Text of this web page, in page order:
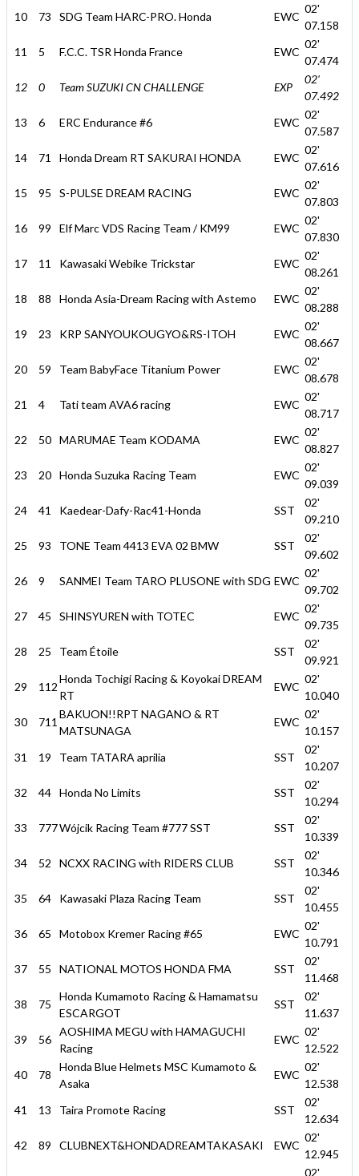
10
73 SDG Team HARC-PRO. Honda EWC
02'
07.158
11
5 F.C.C. TSR Honda France EWC
02'
07.474
12
0 Team SUZUKI CN CHALLENGE EXP
02'
07.492
13
6 ERC Endurance #6 EWC
02'
07.587
14
71 Honda Dream RT SAKURAI HONDA EWC
02'
07.616
15
95 S-PULSE DREAM RACING EWC
02'
07.803
16
99 Elf Marc VDS Racing Team / KM99 EWC
02'
07.830
17
11 Kawasaki Webike Trickstar EWC
02'
08.261
18
88 Honda Asia-Dream Racing with Astemo EWC
02'
08.288
19
23 KRP SANYOUKOUGYO&RS-ITOH EWC
02'
08.667
20
59 Team BabyFace Titanium Power EWC
02'
08.678
21
4 Tati team AVA6 racing EWC
02'
08.717
22
50 MARUMAE Team KODAMA EWC
02'
08.827
23
20 Honda Suzuka Racing Team EWC
02'
09.039
24
41 Kaedear-Dafy-Rac41-Honda SST
02'
09.210
25
93 TONE Team 4413 EVA 02 BMW SST
02'
09.602
26
9 SANMEI Team TARO PLUSONE with SDG EWC
02'
09.702
27
45 SHINSYUREN with TOTEC EWC
02'
09.735
28
25 Team Étoile SST
02'
09.921
29
112
Honda Tochigi Racing & Koyokai DREAM
RT
EWC
02'
10.040
30
711
BAKUON!!RPT NAGANO & RT
MATSUNAGA
EWC
02'
10.157
31
19 Team TATARA aprilia SST
02'
10.207
32
44 Honda No Limits SST
02'
10.294
33
777Wójcik Racing Team #777 SST SST
02'
10.339
34
52 NCXX RACING with RIDERS CLUB SST
02'
10.346
35
64 Kawasaki Plaza Racing Team SST
02'
10.455
36
65 Motobox Kremer Racing #65 EWC
02'
10.791
37
55 NATIONAL MOTOS HONDA FMA SST
02'
11.468
38
75
Honda Kumamoto Racing & Hamamatsu
ESCARGOT
SST
02'
11.637
39
56
AOSHIMA MEGU with HAMAGUCHI
Racing
EWC
02'
12.522
40
78
Honda Blue Helmets MSC Kumamoto &
Asaka
EWC
02'
12.538
41
13 Taira Promote Racing SST
02'
12.634
42
89 CLUBNEXT&HONDADREAMTAKASAKI EWC
02'
12.945
02'